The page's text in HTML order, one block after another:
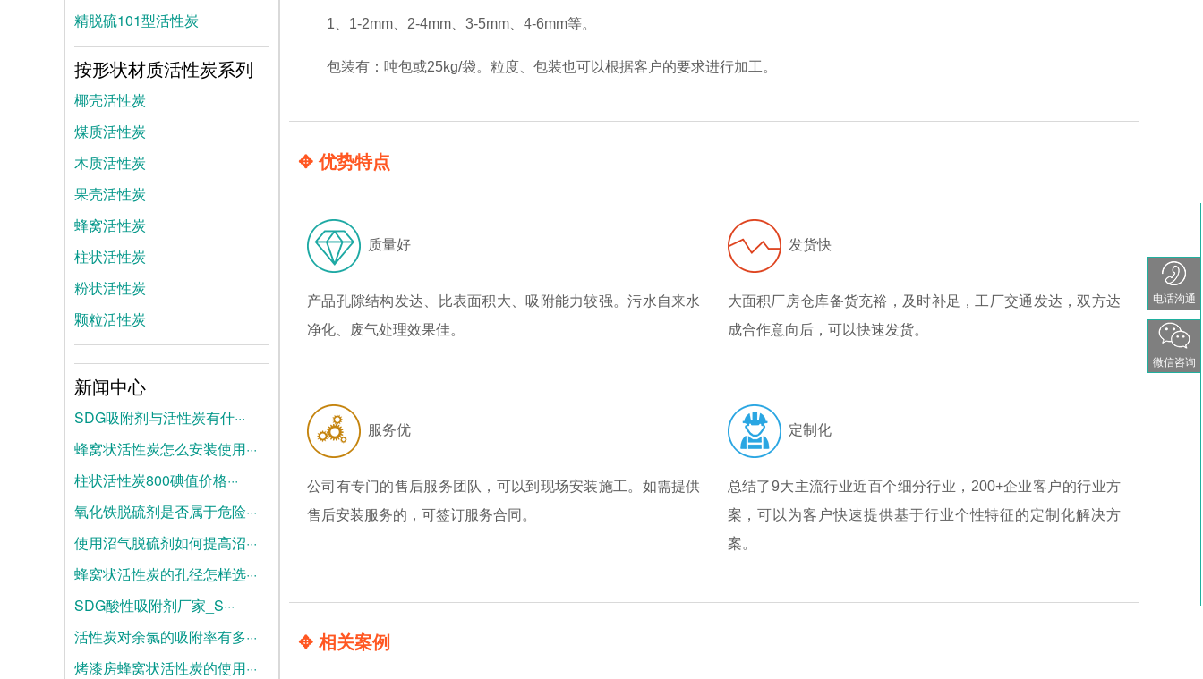
1、1-2mm、2-4mm、3-5mm、4-6mm等。
包装有：吨包或25kg/袋。粒度、包装也可以根据客户的要求进行加工。
✥ 优势特点
质量好
产品孔隙结构发达、比表面积大、吸附能力较强。污水自来水
净化、废气处理效果佳。
发货快
大面积厂房仓库备货充裕，及时补足，工厂交通发达，双方达
成合作意向后，可以快速发货。
服务优
公司有专门的售后服务团队，可以到现场安装施工。如需提供
售后安装服务的，可签订服务合同。
定制化
总结了9大主流行业近百个细分行业，200+企业客户的行业方
案，可以为客户快速提供基于行业个性特征的定制化解决方
案。
✥ 相关案例
精脱硫101型活性炭
按形状材质活性炭系列
椰壳活性炭
煤质活性炭
木质活性炭
果壳活性炭
蜂窝活性炭
柱状活性炭
粉状活性炭
颗粒活性炭
新闻中心
SDG吸附剂与活性炭有什···
2026-08-04
蜂窝状活性炭怎么安装使用···
2026-07-28
柱状活性炭800碘值价格···
2026-07-21
氧化铁脱硫剂是否属于危险···
2025-06-19
使用沼气脱硫剂如何提高沼···
2025-06-12
蜂窝状活性炭的孔径怎样选···
2025-06-05
SDG酸性吸附剂厂家_S···
2025-05-28
活性炭对余氯的吸附率有多···
2025-05-21
烤漆房蜂窝状活性炭的使用···
电话沟通
微信咨询